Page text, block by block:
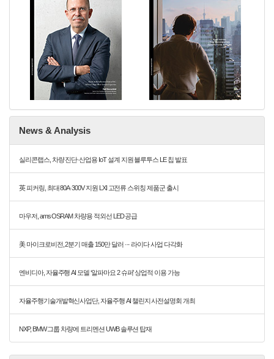
News & Analysis
실리콘랩스, 차량 진단·산업용 IoT 설계 지원 블루투스 LE 칩 발표
英 피커링, 최대 80A·300V 지원 LXI 고전류 스위칭 제품군 출시
마우저, ams OSRAM 차량용 적외선 LED 공급
美 마이크로비전, 2분기 매출 150만 달러 ··· 라이다 사업 다각화
엔비디아, 자율주행 AI 모델 ‘알파마요 2 슈퍼’ 상업적 이용 가능
자율주행기술개발혁신사업단, 자율주행 AI 챌린지 사전설명회 개최
NXP, BMW 그룹 차량에 트리멘션 UWB 솔루션 탑재